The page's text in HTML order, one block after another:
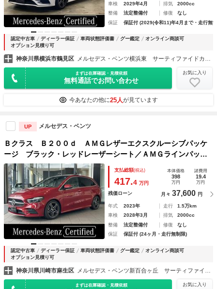
車検
2029年4月 排気
2000cc
整備
法定整備付 修復
なし
保証
保証付 (2029(令和11)年4月まで・走行無
認定中古車 ディーラー保証 車両状態評価書 グー鑑定
オンライン商談可
オプション見積り可
神奈川県横浜市鶴見区 メルセデス・ベンツ横浜東 サーティファイドカーセンター
まずは在庫確認・見積依頼
無料通話でお問い合わせ
お気に入り
今あなたの他に25人が見ています
UP メルセデス・ベンツ
Ｂクラス Ｂ２００ｄ ＡＭＧレザーエクスクルーシブパッケ
ージ ブラック・レッドレーザーシート／ＡＭＧラインパッケ
ージ／ＡＭＧレザーエクスクルーシブパッケージ／アドバンス
ドパッケージ／アダプティブダハイビームアシスト・プラス／
プライバシーガラス／ドライブレコーダー
支払総額(税込)
417.4 万円
本体価格
398
万円
諸費用
19.4
万円
残価ローン 月々 37,600 円
年式 2023年 走行
1.5万km
車検
2028年3月 排気
2000cc
整備
法定整備付 修復
なし
保証
保証付 (24ヶ月・走行無制限)
認定中古車 ディーラー保証 車両状態評価書 グー鑑定
オンライン商談可
オプション見積り可
神奈川県川崎市麻生区 メルセデス・ベンツ新百合ヶ丘 サーティファイドカーセンター （株）シュテルン世田谷
まずは在庫確認・見積依頼 お気に入り